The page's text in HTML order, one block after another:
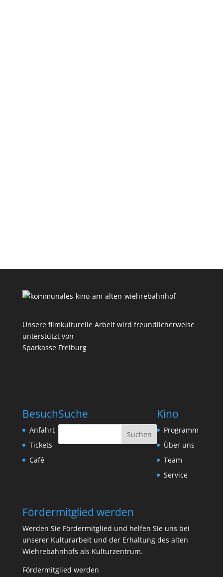
Unsere filmkulturelle Arbeit wird freundlicherweise
unterstützt von
Sparkasse Freiburg
Besuch
Anfahrt
Tickets
Café
Suche Kino
Programm
Über uns
Team
Service
Fördermitglied werden
Werden Sie Fördermitglied und helfen Sie uns bei
unserer Kulturarbeit und der Erhaltung des alten
Wiehrebahnhofs als Kulturzentrum.
Fördermitglied werden